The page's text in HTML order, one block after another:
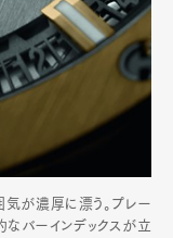
気が濃厚に漂う。プレー
なバーインデックスが立